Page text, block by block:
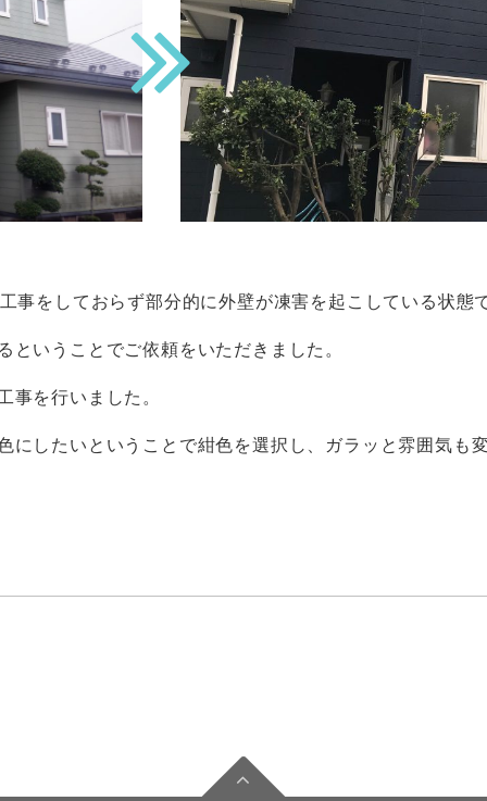
事をしておらず部分的に外壁が凍害を起こしている状態
いうことでご依頼をいただきました。
事を行いました。
にしたいということで紺色を選択し、ガラッと雰囲気も